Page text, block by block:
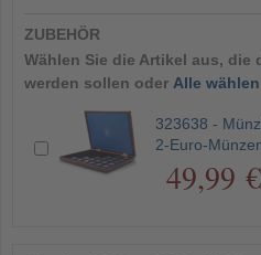
ZUBEHÖR
Wählen Sie die Artikel aus, die
werden sollen oder Alle wählen
323638 -
2-Euro-
49,99 €